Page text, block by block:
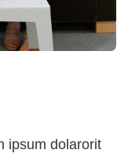
ipsum dolarorit